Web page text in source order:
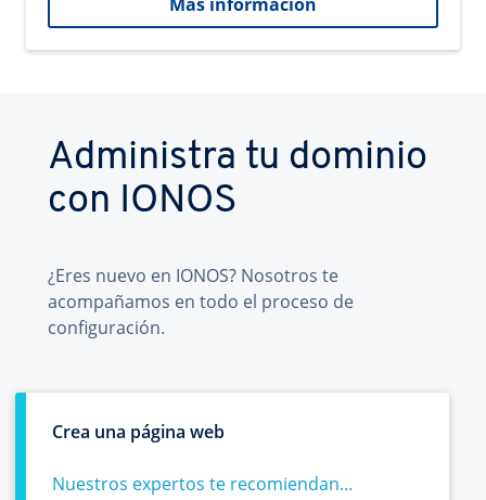
Administra tu dominio
con IONOS
¿Eres nuevo en IONOS? Nosotros te
acompañamos en todo el proceso de
configuración.
Crea una página web
Nuestros expertos te recomiendan...